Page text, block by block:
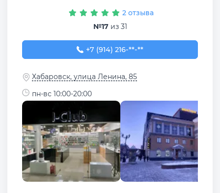
2 отзыва
№17из 31
+7 (914) 216-99-99
+7 (914) 216-**-**
Хабаровск, улица Ленина, 85
пн-вс 10:00-20:00